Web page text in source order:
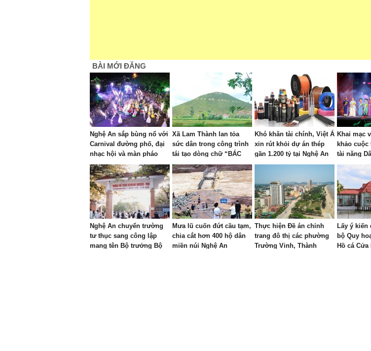
BÀI MỚI ĐĂNG
Nghệ An sắp bùng nổ với
Carnival đường phố, đại
nhạc hội và màn pháo
hoa mãn nhãn
Xã Lam Thành lan tỏa
sức dân trong công trình
tái tạo dòng chữ “BÁC
HỒ SỐNG MÃI” trên Núi
Nhón
Khó khăn tài chính, Việt Á
xin rút khỏi dự án thép
gần 1.200 tỷ tại Nghệ An
Khai mạc
khảo
tài năng
Nghệ
Nghệ An chuyển trường
tư thục sang công lập
mang tên Bộ trưởng Bộ
Mưa lũ cuốn đứt cầu tạm,
chia cắt hơn 400 hộ dân
miền núi Nghệ An
Thực hiện Đề án chỉnh
trang đô thị các phường
Trường Vinh, Thành
Lấy ý kiến
bộ Quy
Hồ cá